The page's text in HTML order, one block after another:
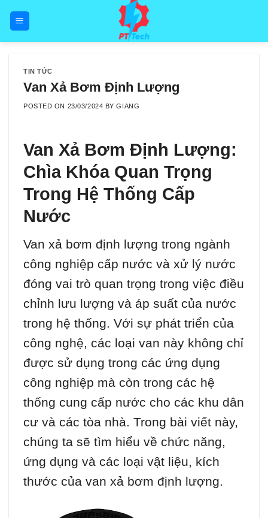
TIN TỨC
Van Xả Bơm Định Lượng
POSTED ON 23/03/2024 BYGIANG
Van Xả Bơm Định Lượng:
Chìa Khóa Quan Trọng
Trong Hệ Thống Cấp
Nước
Van xả bơm định lượng trong ngành
công nghiệp cấp nước và xử lý nước
đóng vai trò quan trọng trong việc điều
chỉnh lưu lượng và áp suất của nước
trong hệ thống. Với sự phát triển của
công nghệ, các loại van này không chỉ
được sử dụng trong các ứng dụng
công nghiệp mà còn trong các hệ
thống cung cấp nước cho các khu dân
cư và các tòa nhà. Trong bài viết này,
chúng ta sẽ tìm hiểu về chức năng,
ứng dụng và các loại vật liệu, kích
thước của van xả bơm định lượng.